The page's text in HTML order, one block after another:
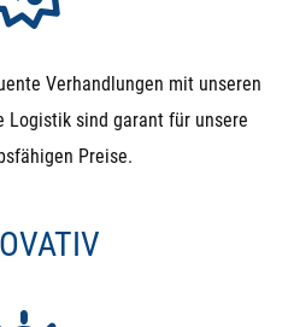
Verhandlungen mit unseren
sind garant für unsere
Preise.